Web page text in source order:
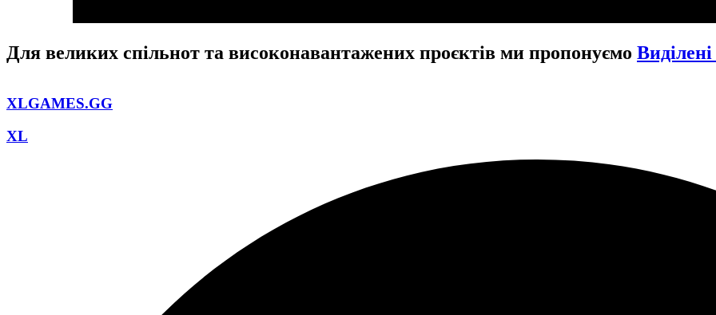
Для великих спільнот та високонавантажених проєктів ми пропонуємо
XLGAMES.GG
XL